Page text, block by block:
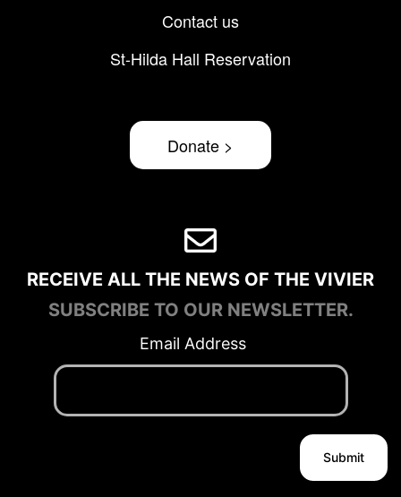
Contact us
St-Hilda Hall Reservation
Donate >
RECEIVE ALL THE NEWS OF THE VIVIER
SUBSCRIBE TO OUR NEWSLETTER.
Email Address